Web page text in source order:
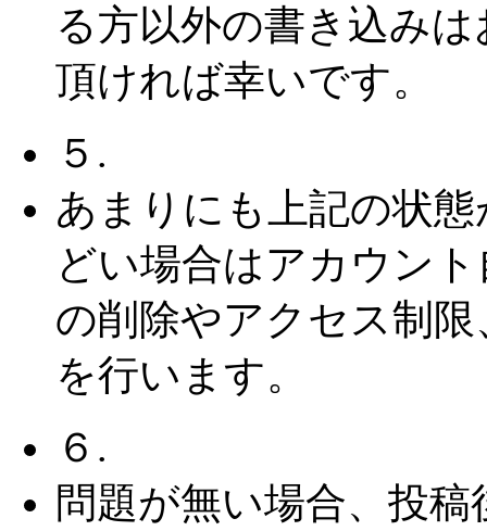
る方以外の書き込みは
頂ければ幸いです。
５.
あまりにも上記の状態
どい場合はアカウント
の削除やアクセス制限
を行います。
６.
問題が無い場合、投稿